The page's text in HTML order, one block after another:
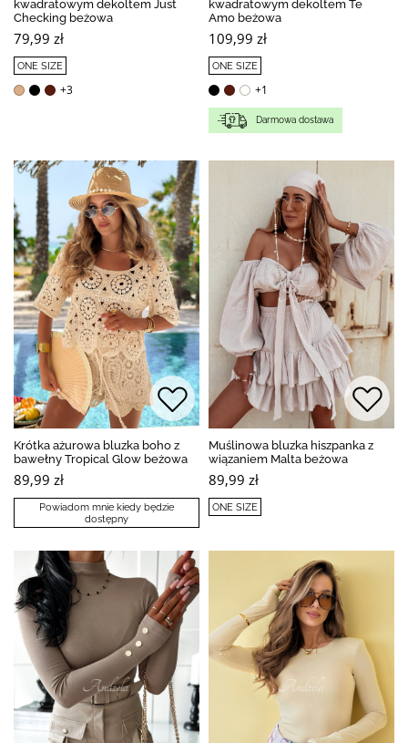
kwadratowym dekoltem Just
Checking beżowa
79,99 zł
ONE SIZE
+3
kwadratowym dekoltem Te
Amo beżowa
109,99 zł
ONE SIZE
+1
Darmowa dostawa
Krótka ażurowa bluzka boho z
bawełny Tropical Glow beżowa
89,99 zł
Powiadom mnie kiedy będzie
dostępny
Muślinowa bluzka hiszpanka z
wiązaniem Malta beżowa
89,99 zł
ONE SIZE